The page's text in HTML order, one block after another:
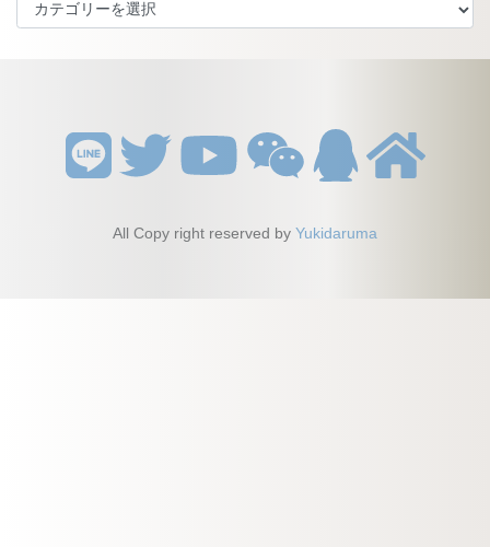
テ
All Copy right reserved by Yukidaruma